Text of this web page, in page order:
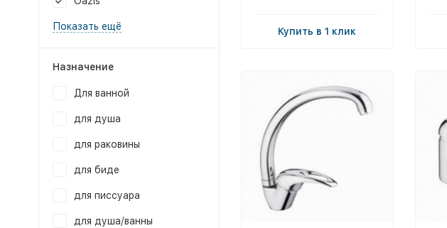
Купить в 1 клик
Показать ещё
Назначение
Для ванной
для душа
для раковины
для биде
для писсуара
для душа/ванны